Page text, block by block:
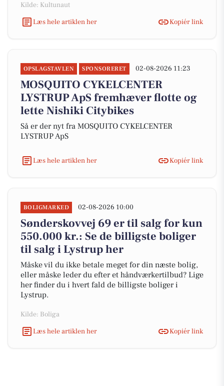
Kilde: Kultunaut
Læs hele artiklen her
Kopiér link
OPSLAGSTAVLEN SPONSORERET 02-08-2026 11:23
MOSQUITO CYKELCENTER
LYSTRUP ApS fremhæver flotte og
lette Nishiki Citybikes
Så er der nyt fra MOSQUITO CYKELCENTER
LYSTRUP ApS
Læs hele artiklen her Kopiér link
BOLIGMARKED 02-08-2026 10:00
Sønderskovvej 69 er til salg for kun
550.000 kr.: Se de billigste boliger
til salg i Lystrup her
Måske vil du ikke betale meget for din næste bolig,
eller måske leder du efter et håndværkertilbud? Lige
her finder du i hvert fald de billigste boliger i
Lystrup.
Kilde: Boliga
Læs hele artiklen her
Kopiér link